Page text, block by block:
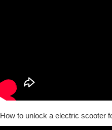
How to unlock a electric scooter